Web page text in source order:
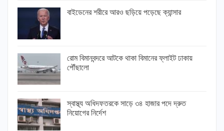
বাইডেনের শরীরে আরও ছড়িয়ে পড়েছে ক্যান্সার
রোম বিমানবন্দরে আটকে থাকা বিমানের ফ্লাইট ঢাকায়
পৌঁছালো
স্বাস্থ্য অধিদফতরকে সাড়ে ৩৪ হাজার পদে দ্রুত
নিয়োগের নির্দেশ